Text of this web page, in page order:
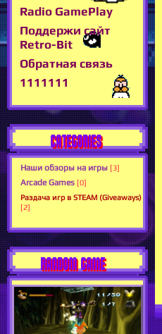
Radio GamePlay
Поддержи сайт
Retro-Bit
Обратная связь
1111111
CATEGORIES
Наши обзоры на игры [3]
Arcade Games [0]
Раздача игр в STEAM (Giveaways)
[2]
RANDOM GAME